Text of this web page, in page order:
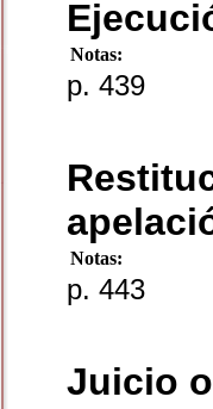
Notas:
p. 439
Notas:
p. 443
Juicio